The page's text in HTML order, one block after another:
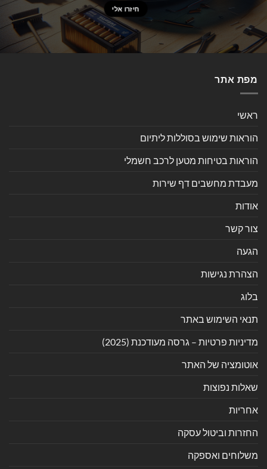
מפת אתר
ראשי
הוראות שימוש בסוללות ליתיום
הוראות בטיחות מטען לרכב חשמלי
מעבדת מחשבים דף שירות
אודות
צור קשר
הגעה
הצהרת נגישות
בלוג
תנאי השימוש באתר
מדיניות פרטיות – גרסה מעודכנת (2025)
אוטומציה של האתר
שאלות נפוצות
אחריות
החזרות וביטול עסקה
משלוחים ואספקה